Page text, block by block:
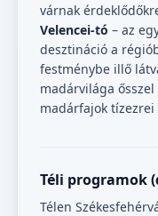
várnak
Velencei-tó – az
desztináció a
festménybe illő
madárvilága
madárfajok
Téli programok
Télen